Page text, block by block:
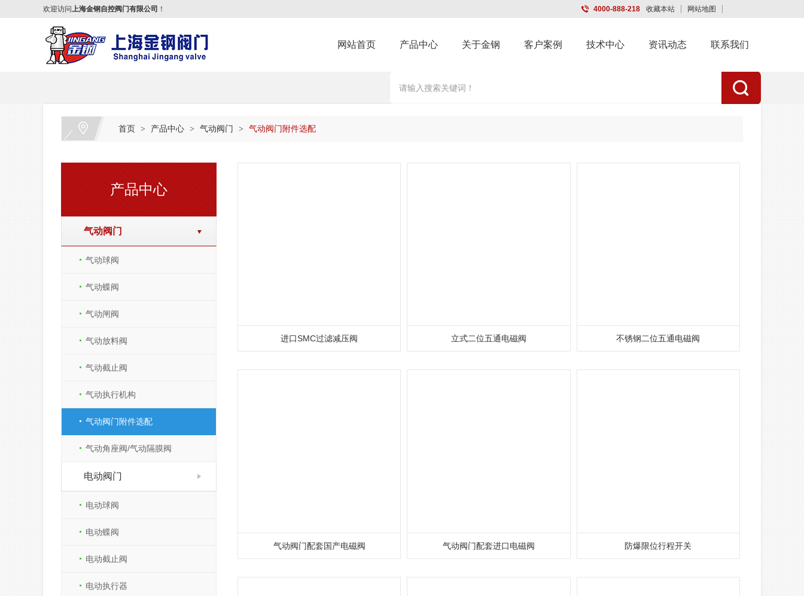
欢迎访问上海金钢自控阀门有限公司 ！ 4000-888-218 收藏本站 网站地图
网站首页 产品中心 关于金钢 客户案例 技术中心 资讯动态 联系我们
首页 > 产品中心 > 气动阀门 > 气动阀门附件选配
产品中心
气动阀门
气动球阀
气动蝶阀
气动闸阀
气动放料阀
气动截止阀
气动执行机构
气动阀门附件选配
气动角座阀/气动隔膜阀
电动阀门
电动球阀
电动蝶阀
电动截止阀
电动执行器
进口SMC过滤减压阀 立式二位五通电磁阀 不锈钢二位五通电磁阀
气动阀门配套国产电磁阀 气动阀门配套进口电磁阀 防爆限位行程开关